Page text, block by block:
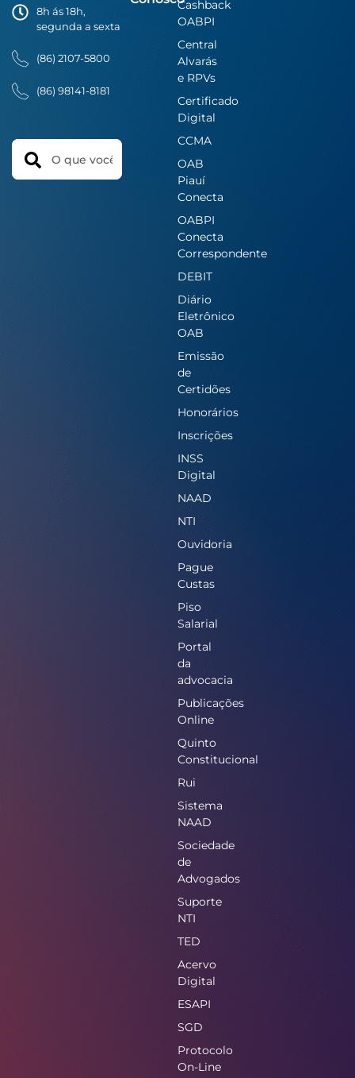
8h ás 18h,
segunda a sexta
(86) 2107-5800
(86) 98141-8181
Search
Cashback
OABPI
Central
Alvarás
e RPVs
Certificado
Digital
CCMA
OAB
Piauí
Conecta
OABPI
Conecta
Correspondente
DEBIT
Diário
Eletrônico
OAB
Emissão
de
Certidões
Honorários
Inscrições
INSS
Digital
NAAD
NTI
Ouvidoria
Pague
Custas
Piso
Salarial
Portal
da
advocacia
Publicações
Online
Quinto
Constitucional
Rui
Sistema
NAAD
Sociedade
de
Advogados
Suporte
NTI
TED
Acervo
Digital
ESAPI
SGD
Protocolo
On-Line